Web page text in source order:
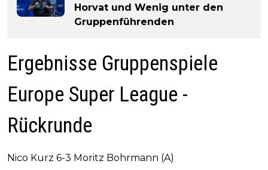
Horvat und Wenig unter den
Gruppenführenden
Ergebnisse Gruppenspiele
Europe Super League -
Rückrunde
Nico Kurz 6-3 Moritz Bohrmann (A)